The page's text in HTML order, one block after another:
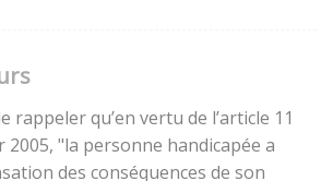
rappeler qu’en vertu de l’article 11
2005, "la personne handicapée a
des conséquences de son